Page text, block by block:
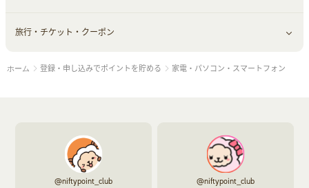
赤ちゃん・こども・マタニティ
ペット
オフィス・文具
すべて見る
ゲーム・趣味
旅行・チケット・クーポン
すべて見る
チケット・クーポン・チラシ
ホーム 登録・申し込みでポイントを貯める 家電・パソコン・スマートフォン
@niftypoint_club @niftypoint_club